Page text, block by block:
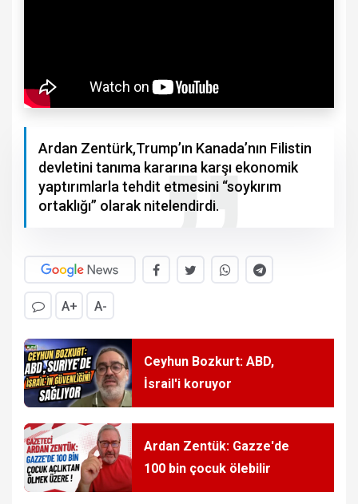
Ardan Zentürk,Trump’ın Kanada’nın Filistin
devletini tanıma kararına karşı ekonomik
yaptırımlarla tehdit etmesini “soykırım
ortaklığı” olarak nitelendirdi.
A+ A-
Ceyhun Bozkurt: ABD,
İsrail'i koruyor
Ardan Zentük: Gazze'de
100 bin çocuk ölebilir